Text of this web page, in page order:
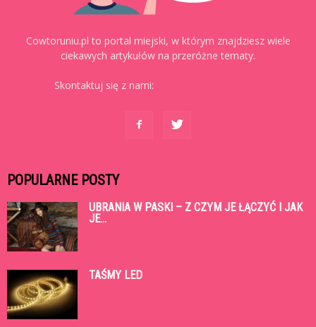
Cowtoruniu.pl to portal miejski, w którym znajdziesz wiele
ciekawych artykułów na przeróżne tematy.
Skontaktuj się z nami:
POPULARNE POSTY
UBRANIA W PASKI – Z CZYM JE ŁĄCZYĆ I JAK
JE...
TAŚMY LED